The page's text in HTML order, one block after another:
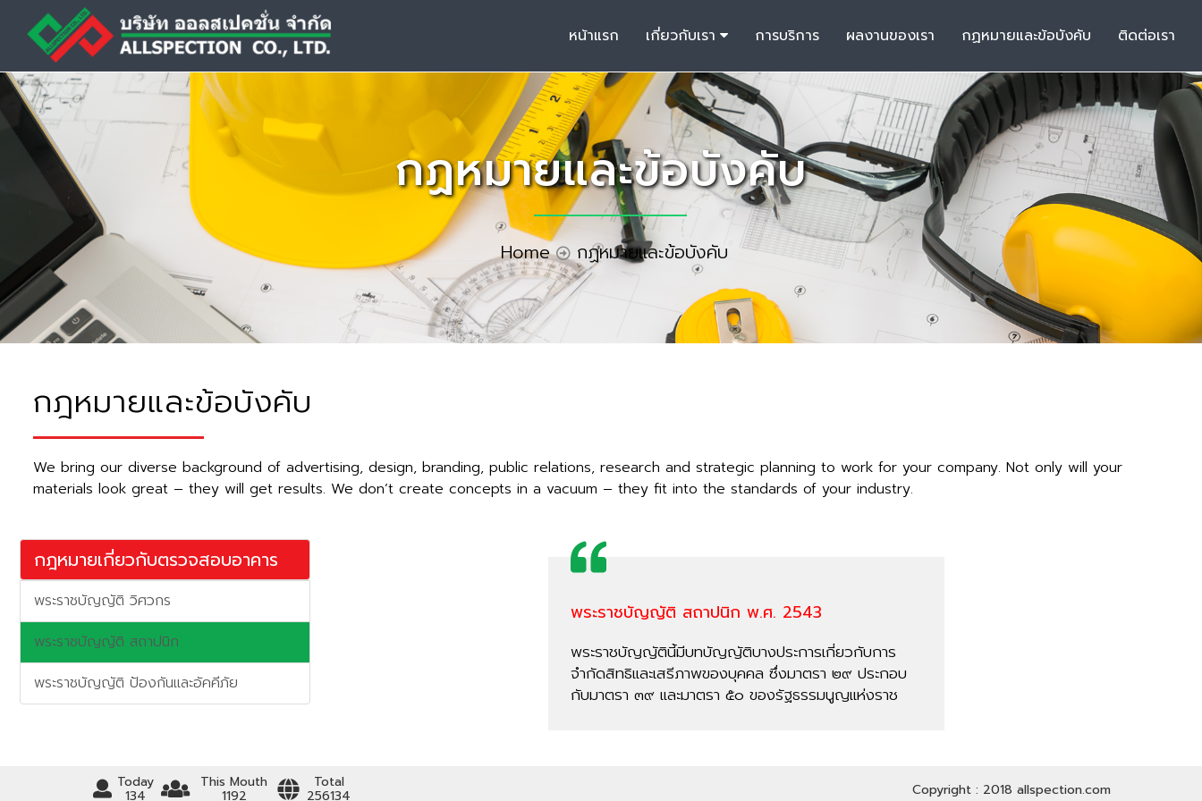
หน้าแรก เกี่ยวกับเรา การบริการ ผลงานของเรา กฏหมายและข้อบังคับ ติดต่อเรา
กฏหมายและข้อบังคับ
Home กฏหมายและข้อบังคับ
กฎหมายและข้อบังคับ
We bring our diverse background of advertising, design, branding, public relations, research and strategic planning to work for your company. Not only will your
materials look great – they will get results. We don’t create concepts in a vacuum – they fit into the standards of your industry.
กฎหมายเกี่ยวกับตรวจสอบอาคาร
พระราชบัญญัติ วิศวกร
พระราชบัญญัติ สถาปนิก
พระราชบัญญัติ ป้องกันและอัคคีภัย
พระราชบัญญัติ สถาปนิก พ.ศ. 2543
พระราชบัญญัตินี้มีบทบัญญัติบางประการเกี่ยวกับการ
จำกัดสิทธิและเสรีภาพของบุคคล ซึ่งมาตรา ๒๙ ประกอบ
กับมาตรา ๓๙ และมาตรา ๕๐ ของรัฐธรรมนูญแห่งราช
Copyright : 2018 allspection.com
Today
134
This Mouth
1192
Total
256134